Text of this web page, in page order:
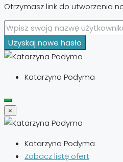
Otrzymasz link do utworzenia
Uzyskaj nowe hasło
Katarzyna Podyma
×
Katarzyna Podyma
Zobacz listę ofert